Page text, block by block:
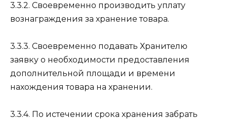
3.3.2. Своевременно производить уплату
вознаграждения за хранение товара.
3.3.3. Своевременно подавать Хранителю
заявку о необходимости предоставления
дополнительной площади и времени
нахождения товара на хранении.
3.3.4. По истечении срока хранения забрать